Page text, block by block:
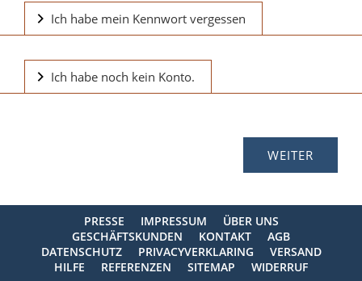
Ich habe mein Kennwort vergessen
Ich habe noch kein Konto.
PRESSE IMPRESSUM
ÜBER UNS
GESCHÄFTSKUNDEN
KONTAKT
AGB
DATENSCHUTZ
PRIVACYVERKLARING
VERSAND
HILFE
REFERENZEN SITEMAP WIDERRUF